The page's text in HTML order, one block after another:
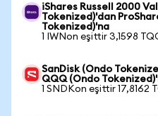
iShares Russell 2000
Tokenized)'dan
Tokenized)'na
1 IWNon eşittir 3,1598
SanDisk (Ondo
QQQ (Ondo
1 SNDKon eşittir 17,8162